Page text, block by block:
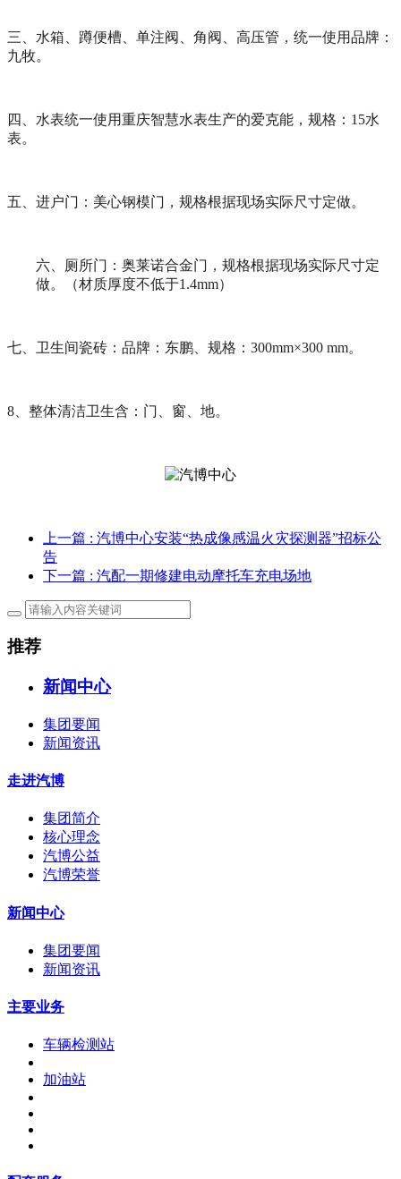
三、水箱、蹲便槽、单注阀、角阀、高压管，统一使用品牌：
九牧。
四、水表统一使用重庆智慧水表生产的爱克能，规格： 15水
表。
五、进户门：美心钢模门，规格根据现场实际尺寸定做。
六、厕所门：奥莱诺合金门，规格根据现场实际尺寸定
做。（材质厚度不低于1.4mm）
七、卫生间瓷砖：品牌：东鹏、规格： 300mm×300 mm。
8 、整体清洁卫生含：门、窗、地。
上一篇 : 汽博中心安装“热成像感温火灾探测器”招标公
告
下一篇 : 汽配一期修建电动摩托车充电场地
推荐
新闻中心
集团要闻
新闻资讯
走进汽博
集团简介
核心理念
汽博公益
汽博荣誉
新闻中心
集团要闻
新闻资讯
主要业务
车辆检测站
加油站